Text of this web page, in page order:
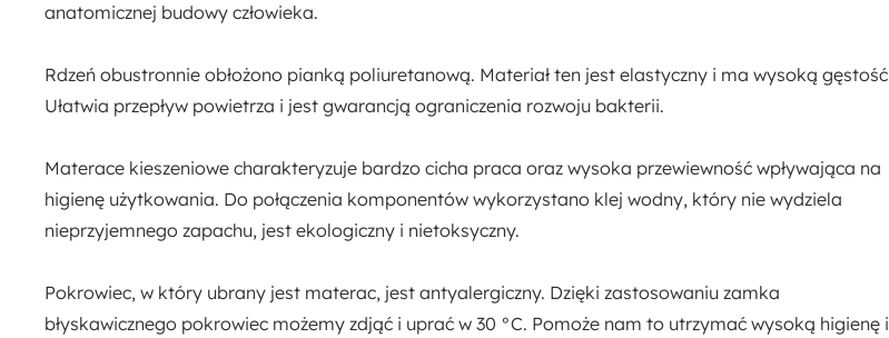
anatomicznej budowy człowieka.
Rdzeń obustronnie obłożono pianką poliuretanową. Materiał ten jest elastyczny i ma wysoką gęstość
Ułatwia przepływ powietrza i jest gwarancją ograniczenia rozwoju bakterii.
Materace kieszeniowe charakteryzuje bardzo cicha praca oraz wysoka przewiewność wpływająca na
higienę użytkowania. Do połączenia komponentów wykorzystano klej wodny, który nie wydziela
nieprzyjemnego zapachu, jest ekologiczny i nietoksyczny.
Pokrowiec, w który ubrany jest materac, jest antyalergiczny. Dzięki zastosowaniu zamka
błyskawicznego pokrowiec możemy zdjąć i uprać w 30 °C. Pomoże nam to utrzymać wysoką higienę i